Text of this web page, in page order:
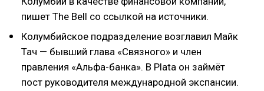
пишет The Bell со ссылкой на источники.
Колумбийское подразделение возглавил Майк
Тач — бывший глава «Связного» и член
правления «Альфа-банка». В Plata он займёт
пост руководителя международной экспансии.